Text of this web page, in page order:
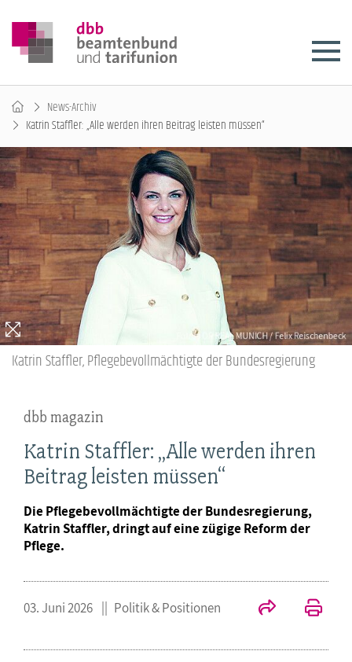
News-Archiv
Katrin Staffler: „Alle werden ihren Beitrag leisten müssen“
Katrin Staffler, Pflegebevollmächtigte der Bundesregierung
dbb magazin
Katrin Staffler: „Alle werden ihren
Beitrag leisten müssen“
Die Pflegebevollmächtigte der Bundesregierung,
Katrin Staffler, dringt auf eine zügige Reform der
Pflege.
03. Juni 2026 Politik & Positionen